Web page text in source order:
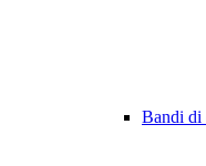
Bandi di